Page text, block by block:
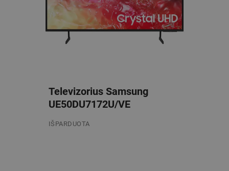
Televizorius Samsung
UE50DU7172U/VE
IŠPARDUOTA